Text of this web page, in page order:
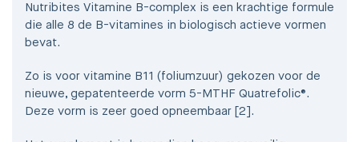
Nutribites Vitamine B-complex is een krachtige formule
die alle 8 de B-vitamines in biologisch actieve vormen
bevat.
Zo is voor vitamine B11 (foliumzuur) gekozen voor de
nieuwe, gepatenteerde vorm 5-MTHF Quatrefolic®.
Deze vorm is zeer goed opneembaar [2].